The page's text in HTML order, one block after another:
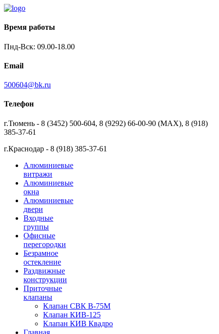
Время работы
Пнд-Вск: 09.00-18.00
Email
500604@bk.ru
Телефон
г.Тюмень - 8 (3452) 500-604, 8 (9292) 66-00-90 (MAX), 8 (918)
385-37-61
г.Краснодар - 8 (918) 385-37-61
Алюминиевые
витражи
Алюминиевые
окна
Алюминиевые
двери
Входные
группы
Офисные
перегородки
Безрамное
остекление
Раздвижные
конструкции
Приточные
клапаны
Клапан СВК В-75М
Клапан КИВ-125
Клапан КИВ Квадро
Главная